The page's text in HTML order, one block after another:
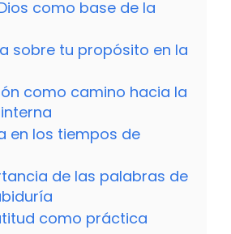
como base de la
sobre tu propósito en la
como camino hacia la
en los tiempos de
de las palabras de
como práctica